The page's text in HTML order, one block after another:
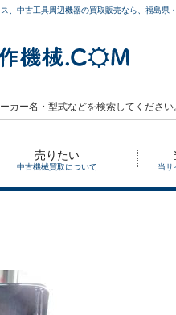
、中古工具周辺機器の買取販売なら、福島
売りたい
中古機械買取について 当サ